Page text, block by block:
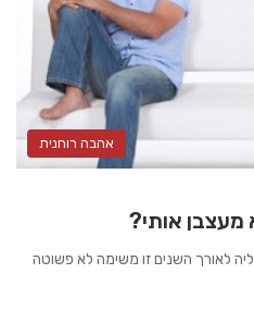
אהבה רוחנית
מעצבן אותי?
לאורך השנים זו משימה לא פשוטה